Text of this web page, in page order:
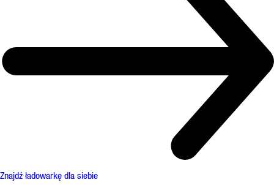
Znajdź ładowarkę dla siebie